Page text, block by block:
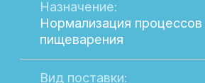
Навигация
Главная
Каталог
О компании
Новости
Вконтакте
Telegram